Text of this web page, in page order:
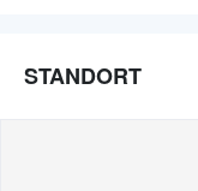
STANDORT